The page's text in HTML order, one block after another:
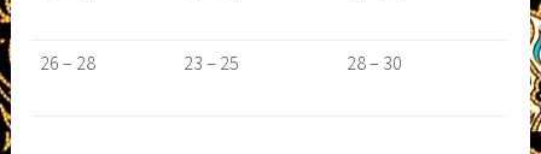
26 – 28 23 – 25 28 – 30